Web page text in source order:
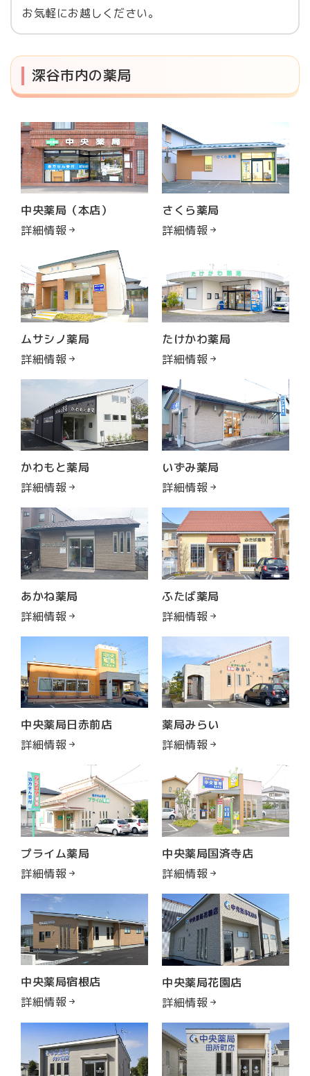
お気軽にお越しください。
深谷市内の薬局
中央薬局（本店）
詳細情報
さくら薬局
詳細情報
ムサシノ薬局
詳細情報
たけかわ薬局
詳細情報
かわもと薬局
詳細情報
いずみ薬局
詳細情報
あかね薬局
詳細情報
ふたば薬局
詳細情報
中央薬局日赤前店
詳細情報
薬局みらい
詳細情報
プライム薬局
詳細情報
中央薬局国済寺店
詳細情報
中央薬局宿根店
詳細情報
中央薬局花園店
詳細情報